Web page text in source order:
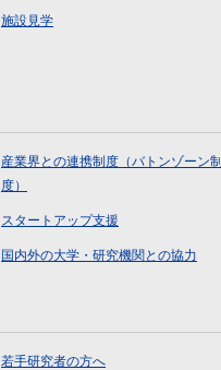
施設見学
産業界との連携制度（バトンゾーン制
度）
スタートアップ支援
国内外の大学・研究機関との協力
若手研究者の方へ